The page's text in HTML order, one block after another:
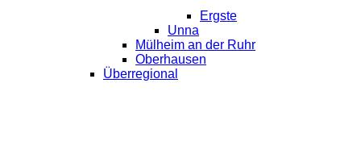
Ergste
Unna
Mülheim an der Ruhr
Oberhausen
Überregional